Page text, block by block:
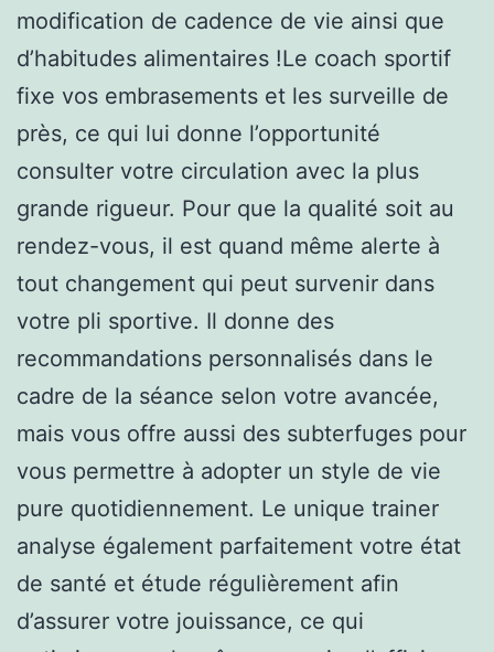
modification de cadence de vie ainsi que
d’habitudes alimentaires !Le coach sportif
fixe vos embrasements et les surveille de
près, ce qui lui donne l’opportunité
consulter votre circulation avec la plus
grande rigueur. Pour que la qualité soit au
rendez-vous, il est quand même alerte à
tout changement qui peut survenir dans
votre pli sportive. Il donne des
recommandations personnalisés dans le
cadre de la séance selon votre avancée,
mais vous offre aussi des subterfuges pour
vous permettre à adopter un style de vie
pure quotidiennement. Le unique trainer
analyse également parfaitement votre état
de santé et étude régulièrement afin
d’assurer votre jouissance, ce qui